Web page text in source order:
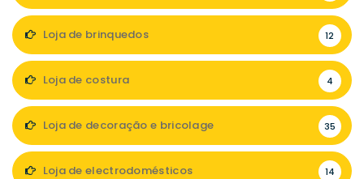
Loja de brinquedos 12
Loja de costura 4
Loja de decoração e bricolage 35
Loja de electrodomésticos 14